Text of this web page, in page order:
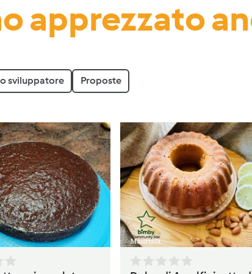
apprezzato
sviluppatore Proposte